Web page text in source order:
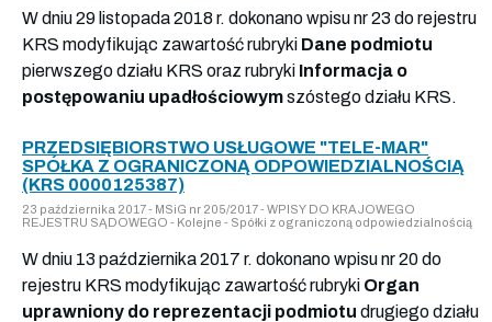
W dniu 29 listopada 2018 r. dokonano wpisu nr 23 do rejestru
KRS modyfikując zawartość rubryki Dane podmiotu
pierwszego działu KRS oraz rubryki Informacja o
postępowaniu upadłościowymszóstego działu KRS.
PRZEDSIĘBIORSTWO USŁUGOWE "TELE-MAR"
SPÓŁKA Z OGRANICZONĄ ODPOWIEDZIALNOŚCIĄ
(KRS 0000125387)
23 października 2017 - MSiG nr 205/2017 - WPISY DO KRAJOWEGO
REJESTRU SĄDOWEGO - Kolejne - Spółki z ograniczoną odpowiedzialnością
W dniu 13 października 2017 r. dokonano wpisu nr 20 do
rejestru KRS modyfikując zawartość rubryki Organ
uprawniony do reprezentacji podmiotu drugiego działu